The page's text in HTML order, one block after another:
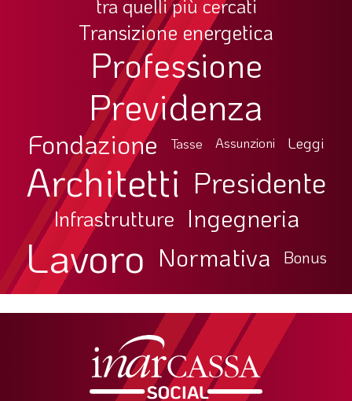
tra quelli più cercati
Transizione energetica
Professione
Previdenza
Fondazione Tasse Assunzioni Leggi
Architetti Presidente
Infrastrutture Ingegneria
Lavoro Normativa Bonus